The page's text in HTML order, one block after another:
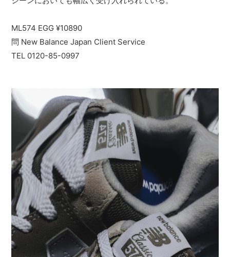
ML574 EGG ¥10890
問 New Balance Japan Client Service
TEL 0120-85-0997